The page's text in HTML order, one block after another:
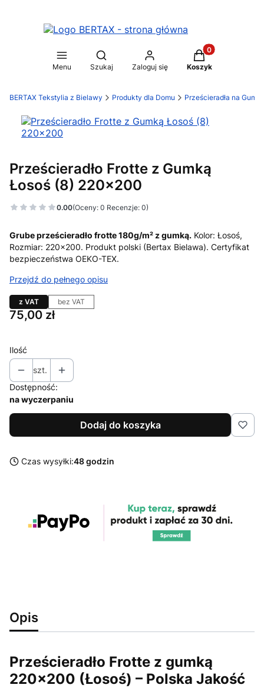
Menu
Otwórz wyszukiwarkę
Szukaj Zaloguj się
Produkty w
Koszyk
BERTAX Tekstylia z Bielawy Produkty dla Domu Prześcieradła na
Prześcieradło Frotte z Gumką
Łosoś (8) 220x200
0.00(Oceny: 0 Recenzje: 0)
Grube prześcieradło frotte 180g/m² z gumką. Kolor: Łosoś,
Rozmiar: 220x200. Produkt polski (Bertax Bielawa). Certyfikat
bezpieczeństwa OEKO-TEX.
Przejdź do pełnego opisu
z VAT bez VAT
Cena
75,00 zł
Ilość
szt.
Dostępność:
na wyczerpaniu
Dodaj do koszyka
Czas wysyłki:48 godzin
Opis
Prześcieradło Frotte z gumką
220x200 (Łosoś) – Polska Jakość